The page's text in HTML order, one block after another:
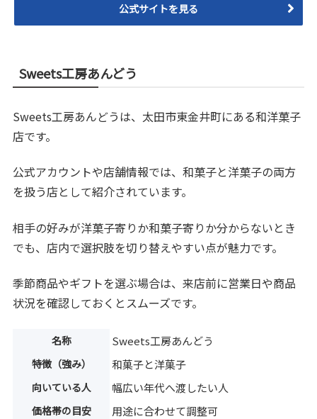
公式サイトを見る
Sweets工房あんどう
Sweets工房あんどうは、太田市東金井町にある和洋菓子
店です。
公式アカウントや店舗情報では、和菓子と洋菓子の両方
を扱う店として紹介されています。
相手の好みが洋菓子寄りか和菓子寄りか分からないとき
でも、店内で選択肢を切り替えやすい点が魅力です。
季節商品やギフトを選ぶ場合は、来店前に営業日や商品
状況を確認しておくとスムーズです。
名称 Sweets工房あんどう
特徴（強み） 和菓子と洋菓子
向いている人 幅広い年代へ渡したい人
価格帯の目安 用途に合わせて調整可